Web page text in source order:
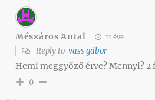
Mészáros Antal 11 éve
Reply to vass gábor
Hemi meggyőző érve? Mennyi?
0